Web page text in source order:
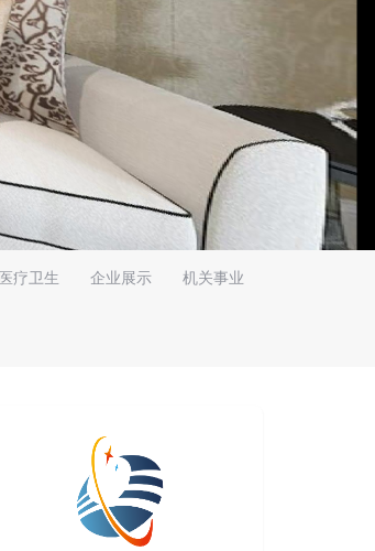
医疗卫生 企业展示 机关事业